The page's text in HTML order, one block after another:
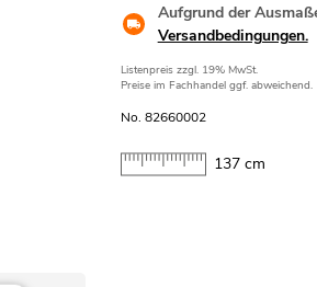
Aufgrund der
Versandbedingungen.
Listenpreis zzgl. 19% MwSt.
Preise im Fachhandel ggf. abweichend.
No. 82660002
137 cm